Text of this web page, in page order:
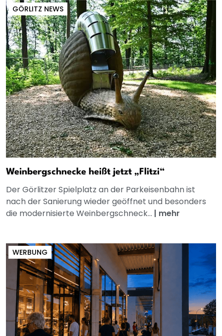
GÖRLITZ NEWS
Weinbergschnecke heißt jetzt „Flitzi“
Der Görlitzer Spielplatz an der Parkeisenbahn ist
nach der Sanierung wieder geöffnet und besonders
die modernisierte Weinbergschneck... | mehr
WERBUNG